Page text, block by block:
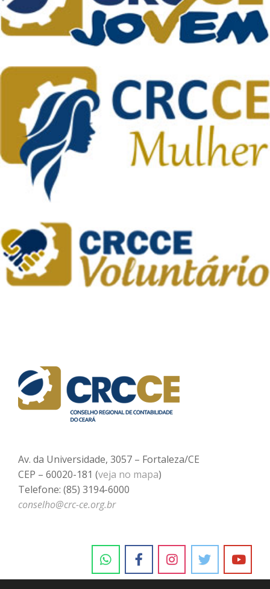
Av. da Universidade, 3057 – Fortaleza/CE
CEP – 60020-181 (veja no mapa)
Telefone: (85) 3194-6000
conselho@crc-ce.org.br